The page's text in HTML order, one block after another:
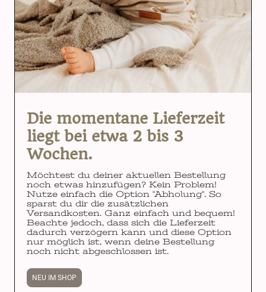
Die momentane Lieferzeit
liegt bei etwa 2 bis 3
Wochen.
Möchtest du deiner aktuellen Bestellung
noch etwas hinzufügen? Kein Problem!
Nutze einfach die Option "Abholung". So
sparst du dir die zusätzlichen
Versandkosten. Ganz einfach und bequem!
Beachte jedoch, dass sich die Lieferzeit
dadurch verzögern kann und diese Option
nur möglich ist, wenn deine Bestellung
noch nicht abgeschlossen ist.
NEU IM SHOP